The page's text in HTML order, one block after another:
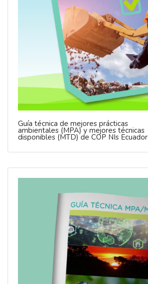
Guía técnica de mejores prácticas
ambientales (MPA) y mejores técnicas
disponibles (MTD) de COP NIs Ecuador